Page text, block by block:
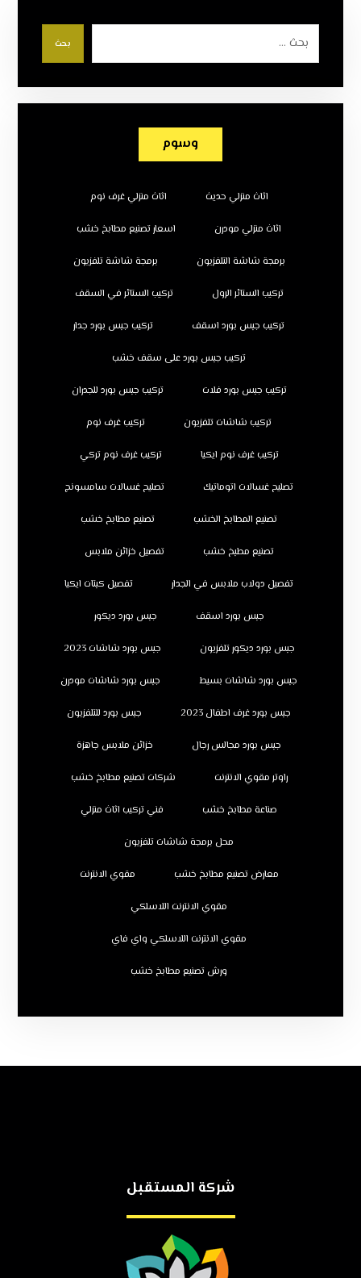
بحث
وسوم
اثاث منزلي حديث اثاث منزلي غرف نوم
اثاث منزلي مودرن اسعار تصنيع مطابخ خشب
برمجة شاشة التلفزيون برمجة شاشة تلفزيون
تركيب الستائر الرول تركيب الستائر في السقف
تركيب جبس بورد اسقف تركيب جبس بورد جدار
تركيب جبس بورد على سقف خشب
تركيب جبس بورد فلات تركيب جبس بورد للجدران
تركيب شاشات تلفزيون تركيب غرف نوم
تركيب غرف نوم ايكيا تركيب غرف نوم تركي
تصليح غسالات اتوماتيك تصليح غسالات سامسونج
تصنيع المطابخ الخشب تصنيع مطابخ خشب
تصنيع مطبخ خشب تفصيل خزائن ملابس
تفصيل دولاب ملابس في الجدار تفصيل كبتات ايكيا
جبس بورد اسقف جبس بورد ديكور
جبس بورد ديكور تلفزيون جبس بورد شاشات 2023
جبس بورد شاشات بسيط جبس بورد شاشات مودرن
جبس بورد غرف اطفال 2023 جبس بورد للتلفزيون
جبس بورد مجالس رجال خزائن ملابس جاهزة
راوتر مقوي الانترنت شركات تصنيع مطابخ خشب
صناعة مطابخ خشب فني تركيب اثاث منزلي
محل برمجة شاشات تلفزيون
معارض تصنيع مطابخ خشب مقوي الانترنت
مقوي الانترنت اللاسلكي
مقوي الانترنت اللاسلكي واي فاي
ورش تصنيع مطابخ خشب
شركة المستقبل